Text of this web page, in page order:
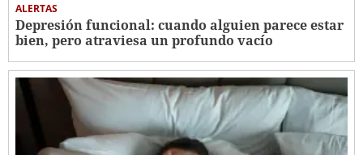
ALERTAS
Depresión funcional: cuando alguien parece estar
bien, pero atraviesa un profundo vacío